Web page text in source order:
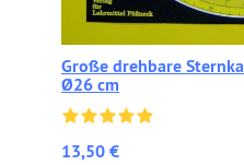
Große drehbare
Ø26 cm
13,50 €